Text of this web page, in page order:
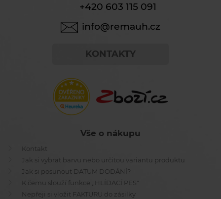
+420 603 115 091
info@remauh.cz
KONTAKTY
Vše o nákupu
Kontakt
Jak si vybrat barvu nebo určitou variantu produktu
Jak si posunout DATUM DODÁNÍ?
K čemu slouží funkce ,,HLÍDACÍ PES"
Nepřeji si vložit FAKTURU do zásilky